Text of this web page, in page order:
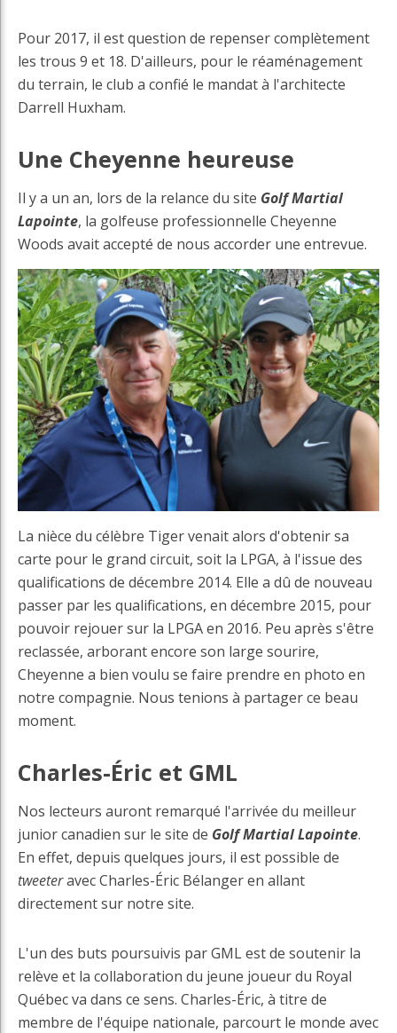
Pour 2017, il est question de repenser complètement
les trous 9 et 18. D'ailleurs, pour le réaménagement
du terrain, le club a confié le mandat à l'architecte
Darrell Huxham.
Une Cheyenne heureuse
Il y a un an, lors de la relance du site Golf Martial
Lapointe, la golfeuse professionnelle Cheyenne
Woods avait accepté de nous accorder une entrevue.
La nièce du célèbre Tiger venait alors d'obtenir sa
carte pour le grand circuit, soit la LPGA, à l'issue des
qualifications de décembre 2014. Elle a dû de nouveau
passer par les qualifications, en décembre 2015, pour
pouvoir rejouer sur la LPGA en 2016. Peu après s'être
reclassée, arborant encore son large sourire,
Cheyenne a bien voulu se faire prendre en photo en
notre compagnie. Nous tenions à partager ce beau
moment.
Charles-Éric et GML
Nos lecteurs auront remarqué l'arrivée du meilleur
junior canadien sur le site de Golf Martial Lapointe.
En effet, depuis quelques jours, il est possible de
tweeteravec Charles-Éric Bélanger en allant
directement sur notre site.
L'un des buts poursuivis par GML est de soutenir la
relève et la collaboration du jeune joueur du Royal
Québec va dans ce sens. Charles-Éric, à titre de
membre de l'équipe nationale, parcourt le monde avec